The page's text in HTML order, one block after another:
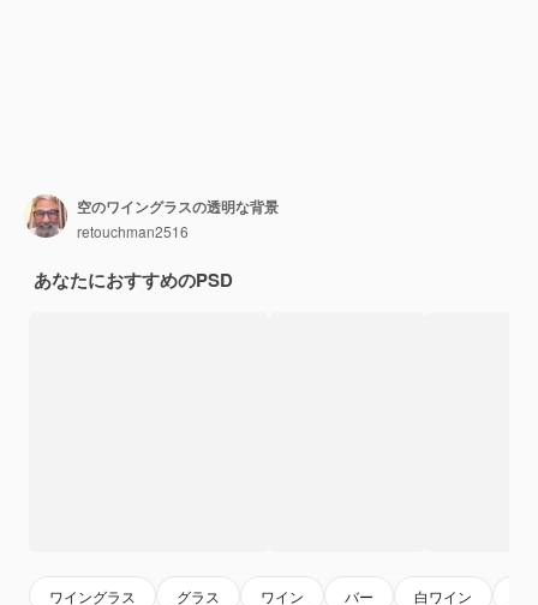
空のワイングラスの透明な背景
retouchman2516
あなたにおすすめのPSD
ワイングラス グラス ワイン バー 白ワイン